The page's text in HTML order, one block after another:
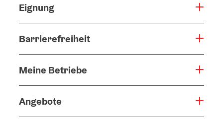
Eignung
Barrierefreiheit
Meine Betriebe
Angebote